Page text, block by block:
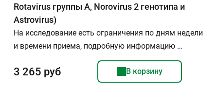
Rotavirus группы А, Norovirus 2 генотипа и
Astrovirus)
На исследование есть ограничения по дням недели
и времени приема, подробную информацию …
3 265 руб В корзину